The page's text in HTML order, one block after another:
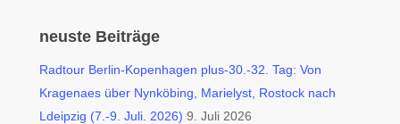
neuste Beiträge
Radtour Berlin-Kopenhagen plus-30.-32. Tag: Von
Kragenaes über Nynköbing, Marielyst, Rostock nach
Ldeipzig (7.-9. Juli. 2026) 9. Juli 2026